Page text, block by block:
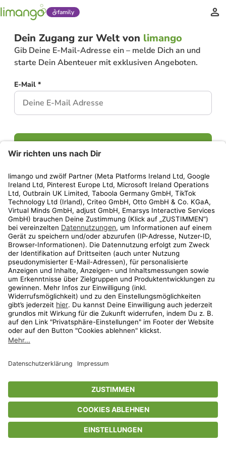
family
Dein Zugang zur Welt von limango
Gib Deine E-Mail-Adresse ein – melde Dich an und
starte Dein Abenteuer mit exklusiven Angeboten.
E-Mail *
Weiter
Privatsphäre-EinstellungenAGBDatenschutzCompliance
GeschenkgutscheinbedingungenImpressumHelp Center